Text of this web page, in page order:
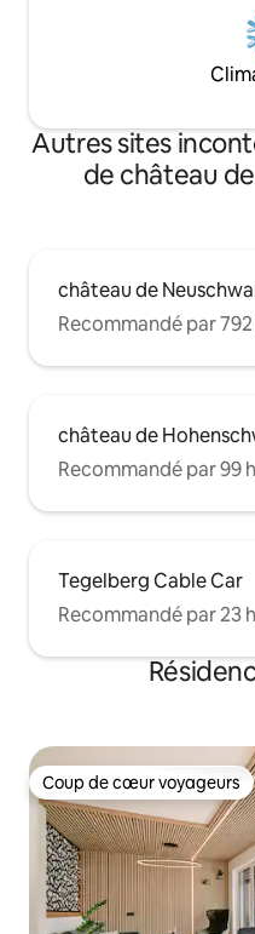
Autres sites
de château
château de
Recommandé par
château de
Recommandé par 99
Tegelberg Cable Car
Recommandé par 23
Coup de cœur voyageurs
Coup de cœur voyageurs